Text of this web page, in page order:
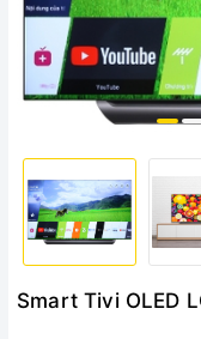
Smart Tivi OLED